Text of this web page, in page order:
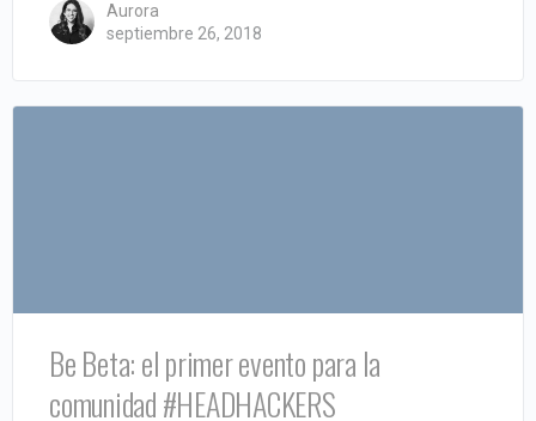
Aurora
septiembre 26, 2018
Be Beta: el primer evento para la
comunidad #HEADHACKERS